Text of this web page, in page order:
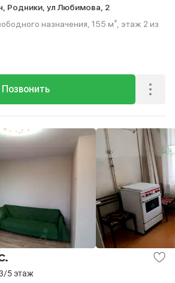
Родники, ул Любимова, 2
назначения, 155 м², этаж 2 из
Позвонить
5 этаж